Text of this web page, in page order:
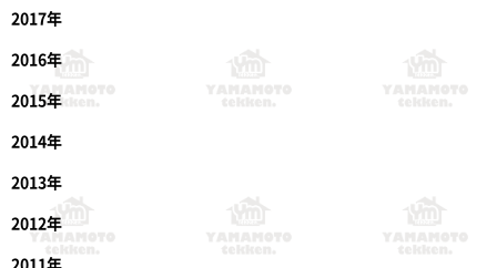
2017年
2016年
2015年
2014年
2013年
2012年
2011年